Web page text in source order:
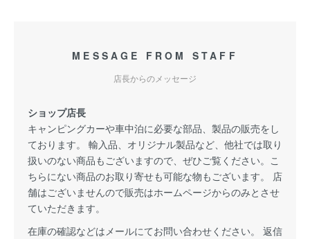
MESSAGE FROM STAFF
店長からのメッセージ
ショップ店長
キャンピングカーや車中泊に必要な部品、製品の販売をし
ております。 輸入品、オリジナル製品など、他社では取り
扱いのない商品もございますので、ぜひご覧ください。こ
ちらにない商品のお取り寄せも可能な物もございます。 店
舗はございませんので販売はホームページからのみとさせ
ていただきます。
在庫の確認などはメールにてお問い合わせください。 返信